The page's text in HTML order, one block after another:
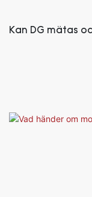
Kan DG mätas